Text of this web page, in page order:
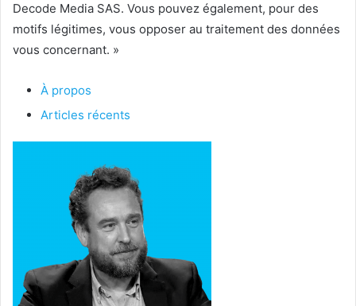
Decode Media SAS. Vous pouvez également, pour des
motifs légitimes, vous opposer au traitement des données
vous concernant. »
À propos
Articles récents